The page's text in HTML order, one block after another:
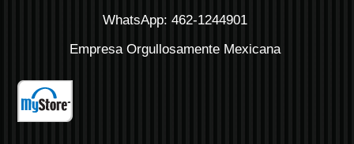
WhatsApp: 462-1244901
Empresa Orgullosamente Mexicana